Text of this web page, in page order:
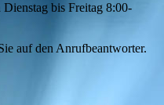
bis Freitag 8:00-
auf den Anrufbeantworter.